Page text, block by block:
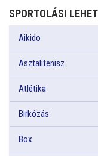
SPORTOLÁSI
Aikido
Asztalitenisz
Atlétika
Birkózás
Box